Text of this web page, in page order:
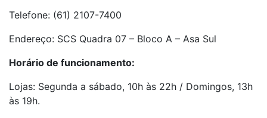
Telefone: (61) 2107-7400
Endereço: SCS Quadra 07 – Bloco A – Asa Sul
Horário de funcionamento:
Lojas: Segunda a sábado, 10h às 22h / Domingos, 13h
às 19h.